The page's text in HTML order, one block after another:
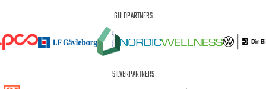
GULDPARTNERS
SILVERPARTNERS